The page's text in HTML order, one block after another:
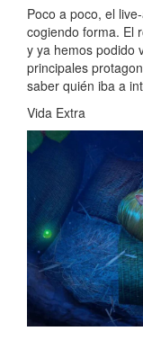
Poco a poco, el
cogiendo forma. El
y ya hemos podido
principales
saber quién iba a
Vida Extra